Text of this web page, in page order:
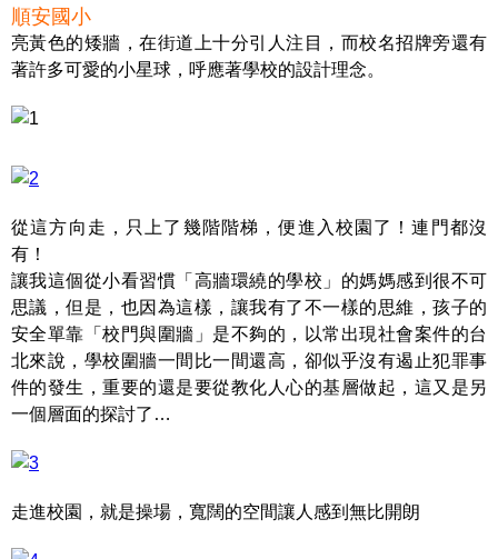
順安國小
亮黃色的矮牆，在街道上十分引人注目，而校名招牌旁還有
著許多可愛的小星球，呼應著學校的設計理念。
從這方向走，只上了幾階階梯，便進入校園了！連門都沒
有！
讓我這個從小看習慣「高牆環繞的學校」的媽媽感到很不可
思議，但是，也因為這樣，讓我有了不一樣的思維，孩子的
安全單靠「校門與圍牆」是不夠的，以常出現社會案件的台
北來說，學校圍牆一間比一間還高，卻似乎沒有遏止犯罪事
件的發生，重要的還是要從教化人心的基層做起，這又是另
一個層面的探討了…
走進校園，就是操場，寬闊的空間讓人感到無比開朗